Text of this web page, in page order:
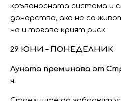
кръвоносната система и
донорство, ако не са
че и тогава крият риск.
29 ЮНИ – ПОНЕДЕЛНИК
Луната преминава от
ч.